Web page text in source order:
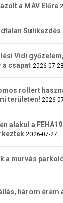
a MÁV Előre
Sulikezdés
Vidi
a csapat 2026-07-28
rollert
területen! 2026-
alakul a
2026-07-27
a murvás
három érem